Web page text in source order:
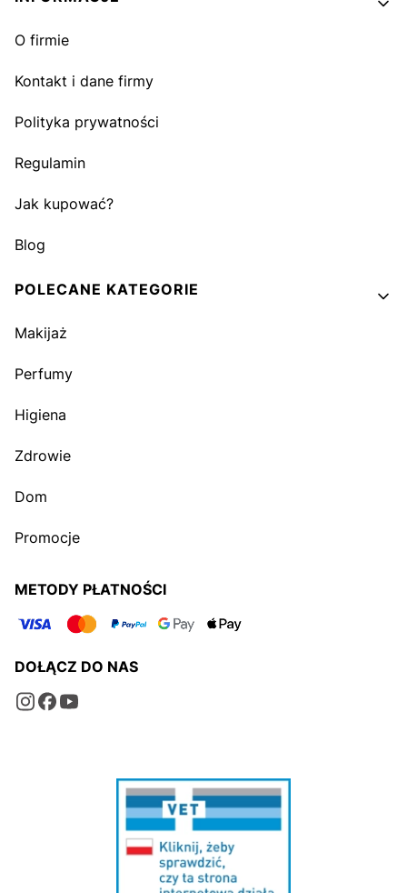
O firmie
Kontakt i dane firmy
Polityka prywatności
Regulamin
Jak kupować?
Blog
POLECANE KATEGORIE
Makijaż
Perfumy
Higiena
Zdrowie
Dom
Promocje
METODY PŁATNOŚCI
DOŁĄCZ DO NAS